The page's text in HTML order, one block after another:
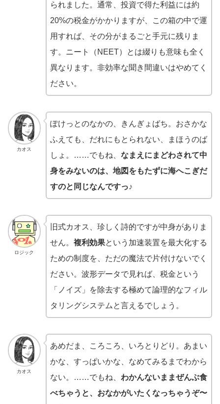
られました。通常、投資で得た利益には約
20%の税金がかかりますが、この箱の中で運
用すれば、その分がまるごと手元に残りま
す。ニート（NEET）とは綴りも意味も全く
異なります。非効率な聞き間違いはやめてく
ださい。
カオス
ぽけっとのなかの、きんぎょばち。おさかな
ふえても、だれにもとられない、まほうのば
しょ。……でもね、 なまえにまどわされて中
身をみないのは、地図をもたずに海へこぎだ
すのと同じなんですっ♪
ロジック
旧式カオス、珍しく詩的ですが中身がありま
せん。 複利効果という加速装置を最大化する
ための制度を、ただの魔法で片付けないでく
ださい。波形データで見れば、税金という
「ノイズ」を除去する極めて論理的なフィル
タリングシステムと言えるでしょう。
カオス
あめだま、ころころ、いろとりどり。あまい
かな、すっぱいかな、なめてみるまでわから
ない。……でもね、 わかんないままぜんぶ食
べちゃうと、おなかがいたくなっちゃうぞ〜